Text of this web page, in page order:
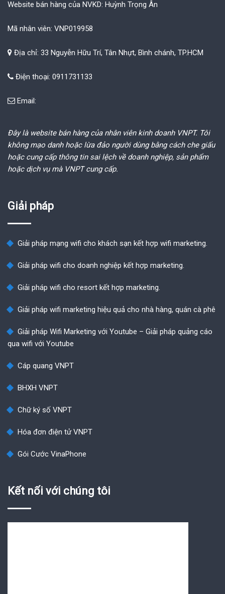
Website bán hàng của NVKD: Huỳnh Trọng Ân
Mã nhân viên: VNP019958
Địa chỉ: 33 Nguyễn Hữu Trí, Tân Nhựt, Bình chánh, TP.HCM
Điện thoại: 0911731133
Email:
Đây là website bán hàng của nhân viên kinh doanh VNPT. Tôi
không mạo danh hoặc lừa đảo người dùng bằng cách che giấu
hoặc cung cấp thông tin sai lệch về doanh nghiệp, sản phẩm
hoặc dịch vụ mà VNPT cung cấp.
Giải pháp
Giải pháp mạng wifi cho khách sạn kết hợp wifi marketing.
Giải pháp wifi cho doanh nghiệp kết hợp marketing.
Giải pháp wifi cho resort kết hợp marketing.
Giải pháp wifi marketing hiệu quả cho nhà hàng, quán cà phê
Giải pháp Wifi Marketing với Youtube – Giải pháp quảng cáo
qua wifi với Youtube
Cáp quang VNPT
BHXH VNPT
Chữ ký số VNPT
Hóa đơn điện tử VNPT
Gói Cước VinaPhone
Kết nối với chúng tôi